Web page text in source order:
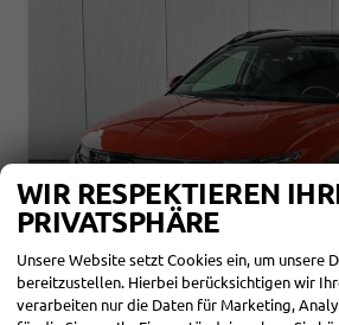
WIR RESPEKTIEREN
PRIVATSPHÄRE
Unsere Website setzt Cookies ein, um unsere
bereitzustellen. Hierbei berücksichtigen wir
verarbeiten nur die Daten für Marketing,